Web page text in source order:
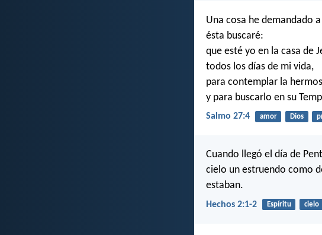
Una cosa he demandado
ésta buscaré:
que esté yo en la casa de
todos los días de mi vida,
para contemplar la
y para buscarlo en su
Salmo 27:4 amor Dios
Cuando llegó el día de
cielo un estruendo como
estaban.
Hechos 2:1-2 Espíritu cielo